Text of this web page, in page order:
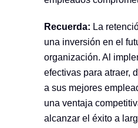
Recuerda: La
una inversión en el
organización. Al
efectivas para atraer,
a sus mejores
una ventaja
alcanzar el éxito a